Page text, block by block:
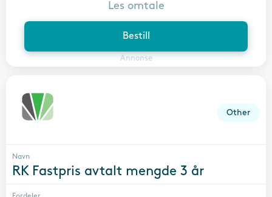
Bestill
Annonse
Les omtale
Other
Navn
RK Fastpris avtalt mengde 3 år